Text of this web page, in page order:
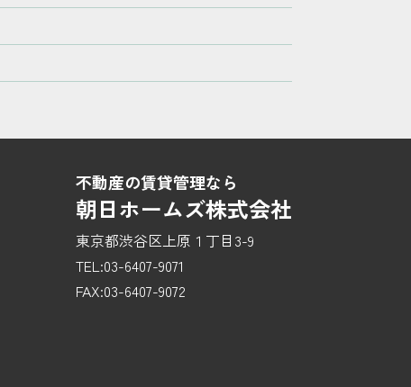
不動産の賃貸管理なら
朝日ホームズ株式会社
東京都渋谷区上原１丁目3-9
TEL:03-6407-9071
FAX:03-6407-9072